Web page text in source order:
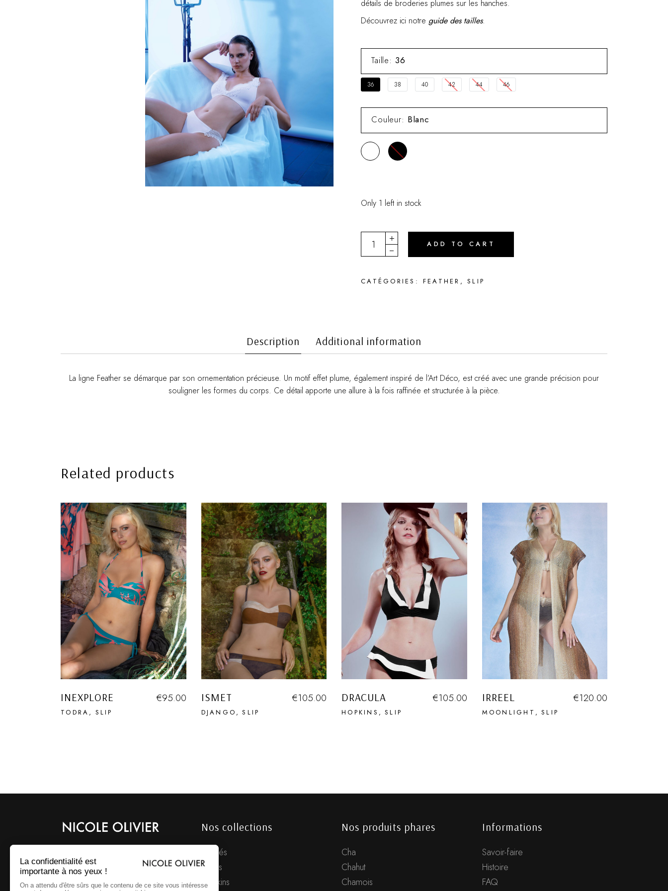
détails de broderies plumes sur les hanches.
Découvrez ici notre guide des tailles.
Taille: 36
36 38 40 42 44 46
Couleur: Blanc
Only 1 left in stock
BONES quantity
ADD TO CART
CATÉGORIES: FEATHER , SLIP
Description Additional information
La ligne Feather se démarque par son ornementation précieuse. Un motif effet plume, également inspiré de l’Art Déco, est créé avec une grande précision pour
souligner les formes du corps. Ce détail apporte une allure à la fois raffinée et structurée à la pièce.
Related products
INEXPLORE
TODRA SLIP
€95.00 ISMET
DJANGO SLIP
€105.00 DRACULA
HOPKINS SLIP
€105.00 IRREEL
MOONLIGHT SLIP
€120.00
sur une base de Polyamide Lycra
exceptionnellement fin: moins de
Nos collections
Brodés
Villers
Hopkins
Nos produits phares
Cha
Chahut
Chamois
Informations
Savoir-faire
Histoire
FAQ